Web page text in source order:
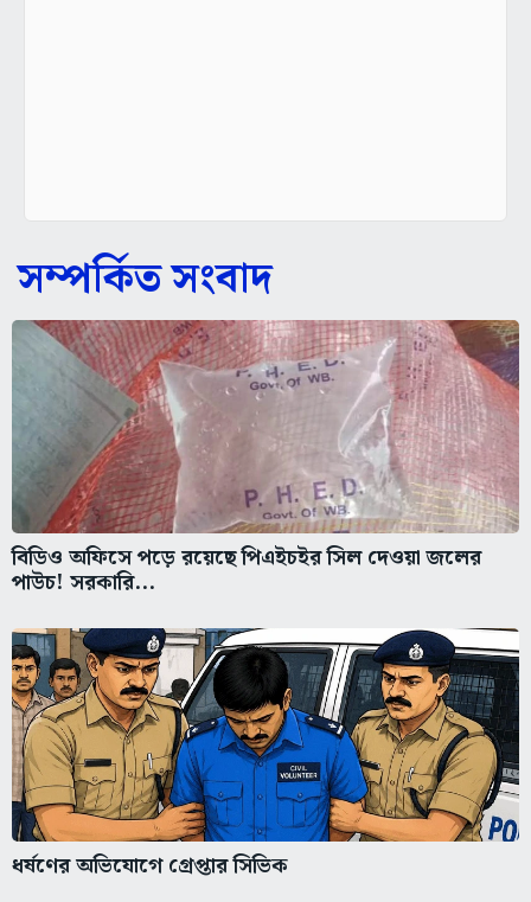
সম্পর্কিত সংবাদ
বিডিও অফিসে পড়ে রয়েছে পিএইচইর সিল দেওয়া জলের
পাউচ! সরকারি...
ধর্ষণের অভিযোগে গ্রেপ্তার সিভিক